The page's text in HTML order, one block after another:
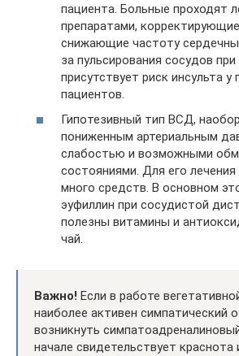
пациента. Больные проходят
препаратами,
снижающие частоту
за пульсирования сосудов
присутствует риск инсульта
пациентов.
Гипотезивный тип ВСД,
пониженным артериальным
слабостью и возможными
состояниями. Для его
много средств. В основном
эуфиллин при сосудистой
полезны витамины и
чай.
Важно! Если в работе
наиболее активен симпатический
возникнуть
начале свидетельствует краснота